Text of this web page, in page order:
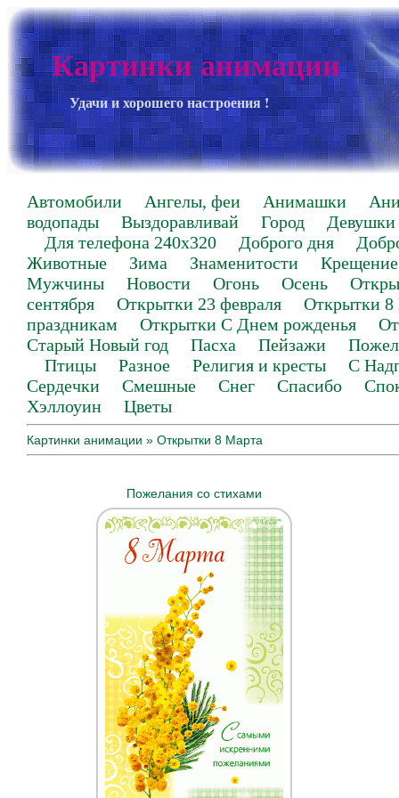
Картинки анимации
Удачи и хорошего настроения !
Автомобили Ангелы, феи Анимашки
водопады
Выздоравливай Город
Девушки
Для телефона 240х320
Доброго дня
Животные
Зима Знаменитости
Крещение
Мужчины
Новости Огонь Осень
сентября
Открытки 23 февраля
Открытки 8
праздникам
Открытки С Днем рожденья
Старый Новый год
Пасха Пейзажи
Птицы
Разное Религия и кресты
С
Сердечки
Смешные Снег Спасибо
Хэллоуин
Цветы
Картинки анимации » Открытки 8 Марта
Пожелания со стихами